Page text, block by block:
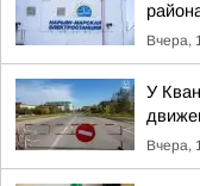
Вчера,
У
Вчера,